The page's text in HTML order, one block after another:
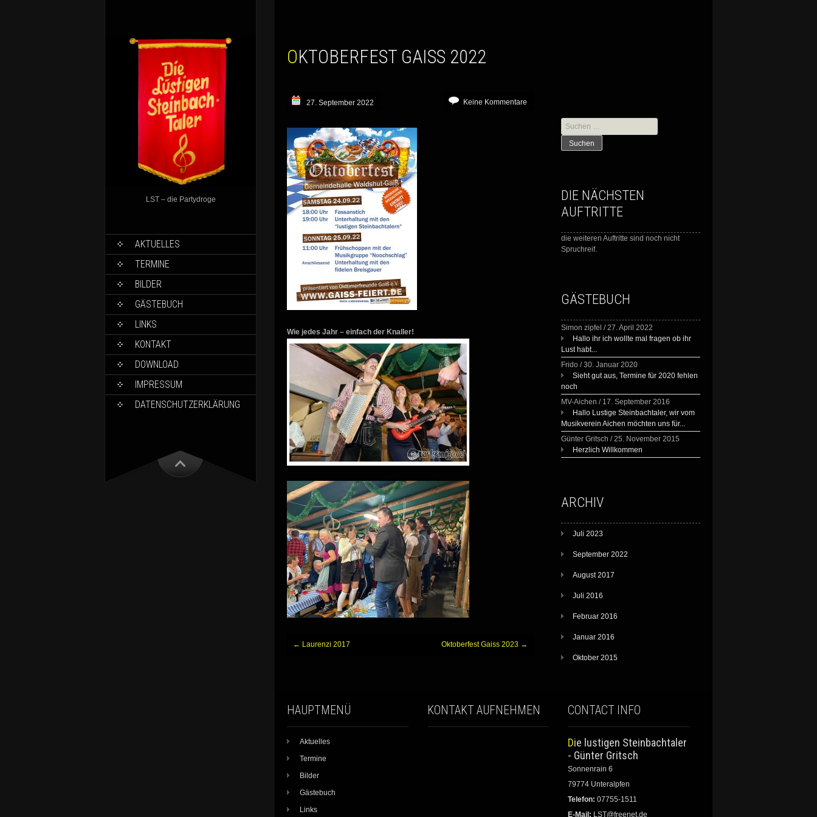
LST – die Partydroge
AKTUELLES
TERMINE
BILDER
GÄSTEBUCH
LINKS
KONTAKT
DOWNLOAD
IMPRESSUM
DATENSCHUTZERKLÄRUNG
OKTOBERFEST GAISS 2022
27. September 2022 Keine Kommentare
Wie jedes Jahr – einfach der Knaller!
Beitragsnavigation
← Laurenzi 2017 Oktoberfest Gaiss 2023 →
Suche
nach:
DIE NÄCHSTEN
AUFTRITTE
die weiteren Auftritte sind noch nicht
Spruchreif.
GÄSTEBUCH
Simon zipfel /27. April 2022
Hallo ihr ich wollte mal fragen ob ihr
Lust habt...
Frido /30. Januar 2020
Sieht gut aus, Termine für 2020 fehlen
noch
MV-Aichen / 17. September 2016
Hallo Lustige Steinbachtaler, wir vom
Musikverein Aichen möchten uns für...
Günter Gritsch /25. November 2015
Herzlich Willkommen
ARCHIV
Juli 2023
September 2022
August 2017
Juli 2016
Februar 2016
Januar 2016
Oktober 2015
HAUPTMENÜ
Aktuelles
Termine
Bilder
Gästebuch
Links
KONTAKT AUFNEHMEN CONTACT INFO
Die lustigen Steinbachtaler
- Günter Gritsch
Sonnenrain 6
79774 Unteralpfen
Telefon: 07755-1511
E-Mail: LST@freenet.de